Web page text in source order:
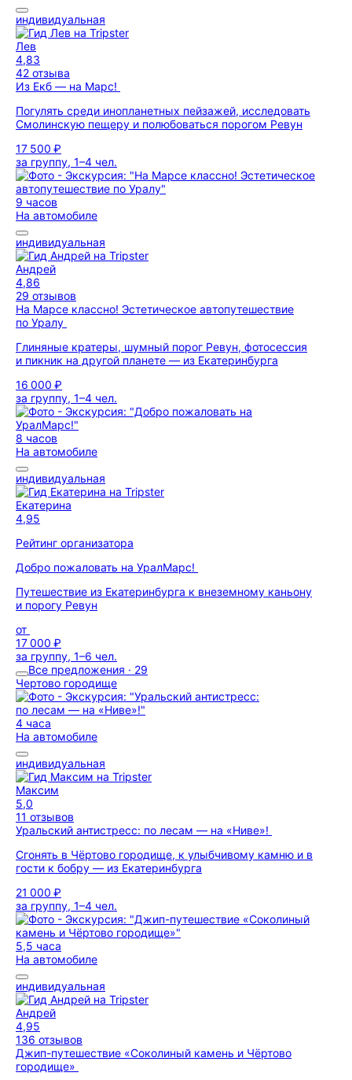
индивидуальная
Лев
4,83
42 отзыва
Из Екб — на Марс!
Погулять среди инопланетных пейзажей, исследовать
Смолинскую пещеру и полюбоваться порогом Ревун
17 500 ₽
за группу, 1–4 чел.
9 часов
На автомобиле
индивидуальная
Андрей
4,86
29 отзывов
На Марсе классно! Эстетическое автопутешествие
по Уралу
Глиняные кратеры, шумный порог Ревун, фотосессия
и пикник на другой планете — из Екатеринбурга
16 000 ₽
за группу, 1–4 чел.
8 часов
На автомобиле
индивидуальная
Екатерина
4,95
Рейтинг организатора
Добро пожаловать на УралМарс!
Путешествие из Екатеринбурга к внеземному каньону
и порогу Ревун
от
17 000 ₽
за группу, 1–6 чел.
Все предложения · 29
Чертово городище
4 часа
На автомобиле
индивидуальная
Максим
5,0
11 отзывов
Уральский антистресс: по лесам — на «Ниве»!
Сгонять в Чёртово городище, к улыбчивому камню и в
гости к бобру — из Екатеринбурга
21 000 ₽
за группу, 1–4 чел.
5,5 часа
На автомобиле
индивидуальная
Андрей
4,95
136 отзывов
Джип-путешествие «Соколиный камень и Чёртово
городище»